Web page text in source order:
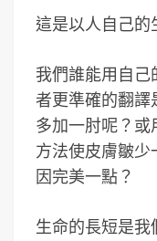
這是以人自己的
我們誰能用自
者更準確的翻譯
多加一肘呢？
方法使皮膚皺
因完美一點？
生命的長短是